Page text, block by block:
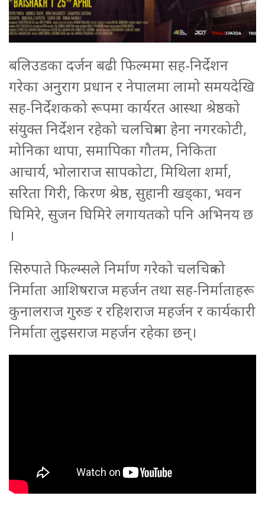
बलिउडका दर्जन बढी फिल्ममा सह-निर्देशन
गरेका अनुराग प्रधान र नेपालमा लामो समयदेखि
सह-निर्देशकको रूपमा कार्यरत आस्था श्रेष्ठको
संयुक्त निर्देशन रहेको चलचित्रमा हेना नगरकोटी,
मोनिका थापा, समापिका गौतम, निकिता
आचार्य, भोलाराज सापकोटा, मिथिला शर्मा,
सरिता गिरी, किरण श्रेष्ठ, सुहानी खड्का, भवन
घिमिरे, सुजन घिमिरे लगायतको पनि अभिनय छ
।
सिरुपाते फिल्म्सले निर्माण गरेको चलचित्रको
निर्माता आशिषराज महर्जन तथा सह-निर्माताहरू
कुनालराज गुरुङ र रहिशराज महर्जन र कार्यकारी
निर्माता लुइसराज महर्जन रहेका छन्।